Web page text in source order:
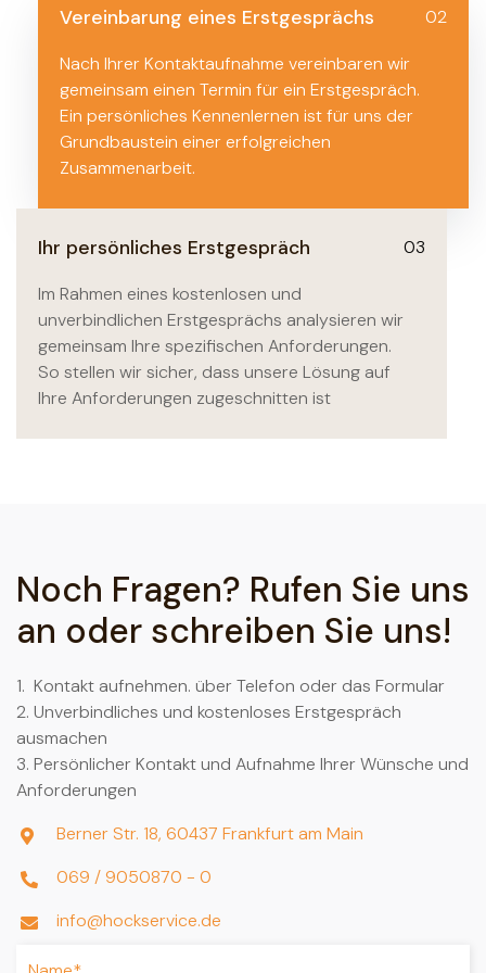
Vereinbarung eines Erstgesprächs 02
Nach Ihrer Kontaktaufnahme vereinbaren wir
gemeinsam einen Termin für ein Erstgespräch.
Ein persönliches Kennenlernen ist für uns der
Grundbaustein einer erfolgreichen
Zusammenarbeit.
Ihr persönliches Erstgespräch 03
Im Rahmen eines kostenlosen und
unverbindlichen Erstgesprächs analysieren wir
gemeinsam Ihre spezifischen Anforderungen.
So stellen wir sicher, dass unsere Lösung auf
Ihre Anforderungen zugeschnitten ist
Noch Fragen? Rufen Sie uns
an oder schreiben Sie uns!
1. Kontakt aufnehmen. über Telefon oder das Formular
2. Unverbindliches und kostenloses Erstgespräch
ausmachen
3. Persönlicher Kontakt und Aufnahme Ihrer Wünsche und
Anforderungen
 Berner Str. 18, 60437 Frankfurt am Main
 069 / 9050870 - 0
 info@hockservice.de